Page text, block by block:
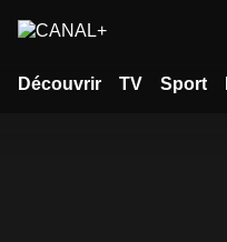
Découvrir TV Sport